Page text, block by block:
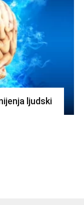
ljudski